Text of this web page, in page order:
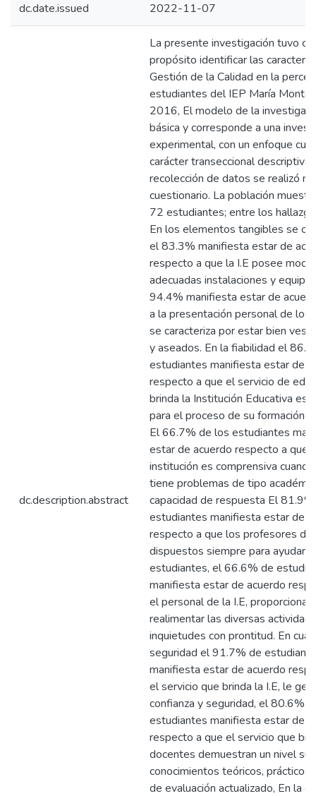
dc.date.issued 2022-11-07
dc.description.abstract
La presente investigación tuvo
propósito identificar las
Gestión de la Calidad en la
estudiantes del IEP María
2016, El modelo de la
básica y corresponde a una
experimental, con un enfoque
carácter transeccional descriptiva
recolección de datos se realizó
cuestionario. La población
72 estudiantes; entre los
En los elementos tangibles se
el 83.3% manifiesta estar de
respecto a que la I.E posee
adecuadas instalaciones y
94.4% manifiesta estar de
a la presentación personal de los
se caracteriza por estar bien
y aseados. En la fiabilidad el
estudiantes manifiesta estar de
respecto a que el servicio de
brinda la Institución Educativa es
para el proceso de su formación
El 66.7% de los estudiantes
estar de acuerdo respecto a que
institución es comprensiva
tiene problemas de tipo
capacidad de respuesta El
estudiantes manifiesta estar de
respecto a que los profesores de
dispuestos siempre para ayudar
estudiantes, el 66.6% de
manifiesta estar de acuerdo
el personal de la I.E, proporciona
realimentar las diversas
inquietudes con prontitud. En
seguridad el 91.7% de
manifiesta estar de acuerdo
el servicio que brinda la I.E, le
confianza y seguridad, el 80.6%
estudiantes manifiesta estar de
respecto a que el servicio que
docentes demuestran un nivel
conocimientos teóricos, prácticos
de evaluación actualizado, En la